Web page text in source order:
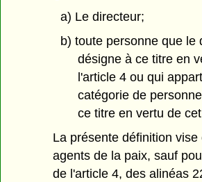
a) Le directeur;
b) toute personne que le
désigne à ce titre en
l'article 4 ou qui
catégorie de
ce titre en vertu de
La présente définition
agents de la paix, sauf
de l'article 4, des alinéas